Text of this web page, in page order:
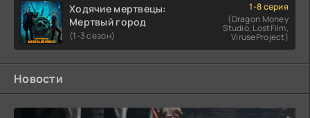
Ходячие мертвецы:
Мертвый город
(1-3 сезон)
1-8 серия
(Dragon Money
Studio, LostFilm,
ViruseProject)
Новости